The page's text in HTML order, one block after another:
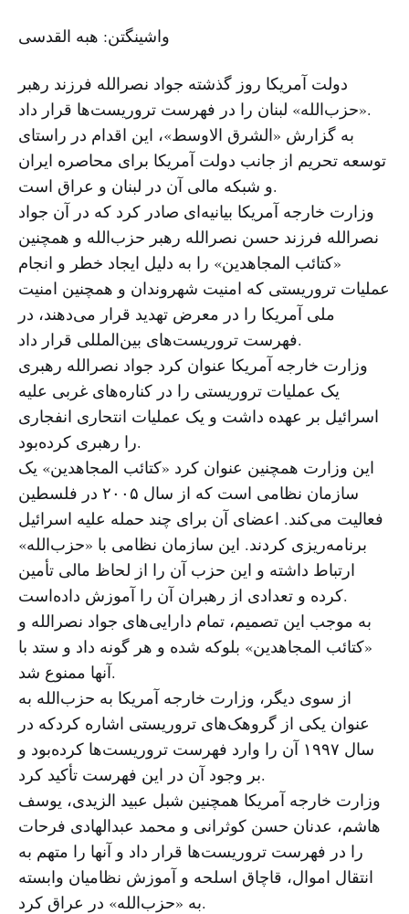
واشینگتن: هبه القدسی
دولت آمریکا روز گذشته جواد نصرالله فرزند رهبر
«حزب‌الله» لبنان را در فهرست تروریست‌ها قرار داد.
به گزارش «الشرق الاوسط»، این اقدام در راستای
توسعه تحریم از جانب دولت آمریکا برای محاصره ایران
و شبکه مالی آن در لبنان و عراق است.
وزارت خارجه آمریکا بیانیه‌ای صادر کرد که در آن جواد
نصرالله فرزند حسن نصرالله رهبر حزب‌الله و همچنین
«کتائب المجاهدین» را به دلیل ایجاد خطر و انجام
عملیات تروریستی که امنیت شهروندان و همچنین امنیت
ملی آمریکا را در معرض تهدید قرار می‌دهند، در
فهرست تروریست‌های بین‌المللی قرار داد.
وزارت خارجه آمریکا عنوان کرد جواد نصرالله رهبری
یک عملیات تروریستی را در کناره‌های غربی علیه
اسرائیل بر عهده داشت و یک عملیات انتحاری انفجاری
را رهبری کرده‌بود.
این وزارت همچنین عنوان کرد «کتائب المجاهدین» یک
سازمان نظامی است که از سال ۲۰۰۵ در فلسطین
فعالیت می‌کند. اعضای آن برای چند حمله علیه اسرائیل
برنامه‌ریزی کردند. این سازمان نظامی با «حزب‌الله»
ارتباط داشته و این حزب آن را از لحاظ مالی تأمین
کرده و تعدادی از رهبران آن را آموزش داده‌است.
به موجب این تصمیم، تمام دارایی‌های جواد نصرالله و
«کتائب المجاهدین» بلوکه شده و هر گونه داد و ستد با
آنها ممنوع شد.
از سوی دیگر، وزارت خارجه آمریکا به حزب‌الله به
عنوان یکی از گروهک‌های تروریستی اشاره کردکه در
سال ۱۹۹۷ آن را وارد فهرست تروریست‌ها کرده‌بود و
بر وجود آن در این فهرست تأکید کرد.
وزارت خارجه آمریکا همچنین شبل عبید الزیدی، یوسف
هاشم، عدنان حسن کوثرانی و محمد عبدالهادی فرحات
را در فهرست تروریست‌ها قرار داد و آنها را متهم به
انتقال اموال، قاچاق اسلحه و آموزش نظامیان وابسته
به «حزب‌الله» در عراق کرد.